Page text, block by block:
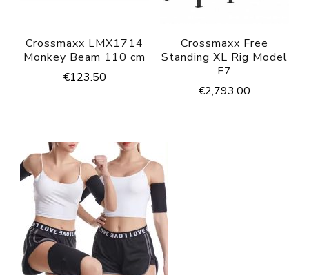
Crossmaxx LMX1714
Monkey Beam 110 cm
€123.50
Crossmaxx Free
Standing XL Rig Model
F7
€2,793.00